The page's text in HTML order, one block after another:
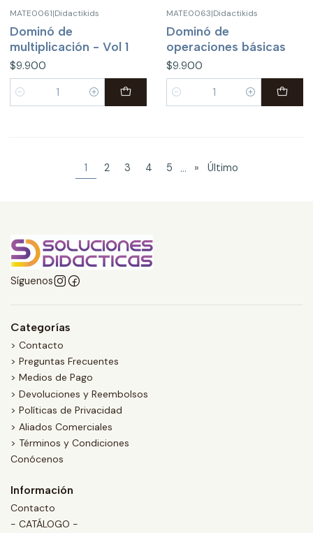
MATE0061|Didactikids
Dominó de
multiplicación - Vol 1
$9.900
Cantidad
MATE0063|Didactikids
Dominó de
operaciones básicas
$9.900
Cantidad
1 2 3 4 5 ... » Último
Síguenos
Categorías
> Contacto
> Preguntas Frecuentes
> Medios de Pago
> Devoluciones y Reembolsos
> Políticas de Privacidad
> Aliados Comerciales
> Términos y Condiciones
Conócenos
Información
Contacto
- CATÁLOGO -